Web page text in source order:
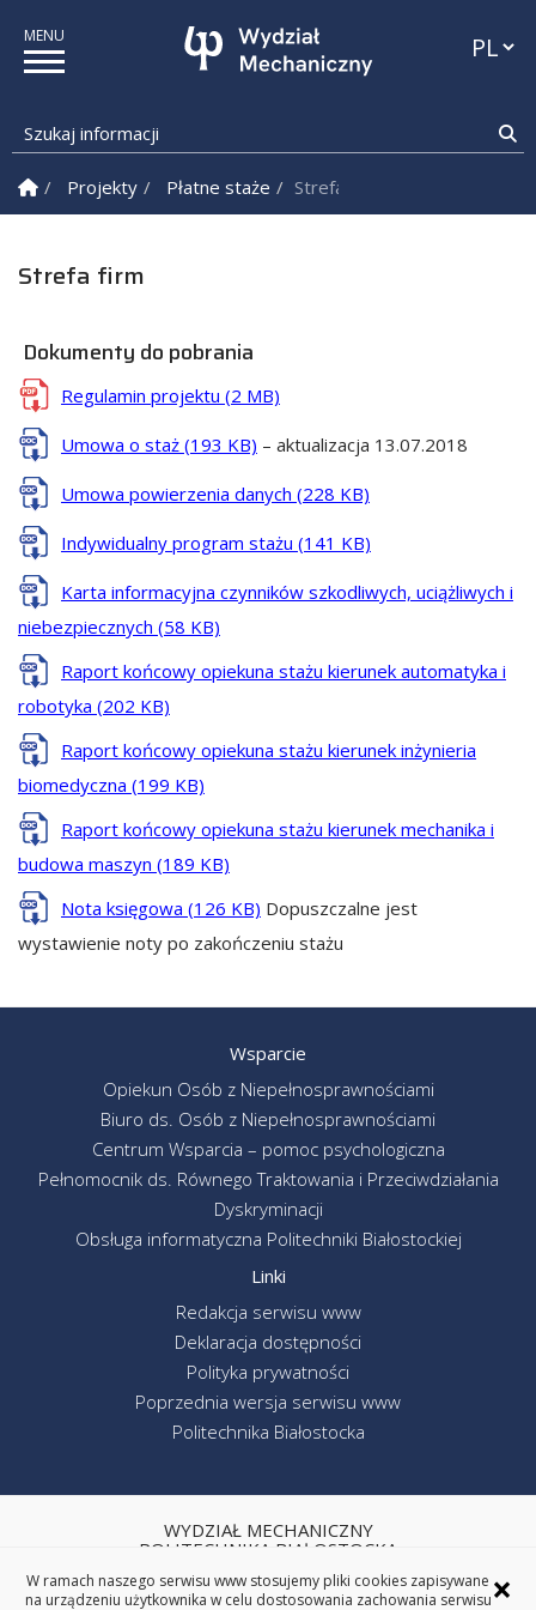
Szukaj informacji
Strona Główna
Projekty Płatne staże Strefa firm
Strefa firm
Dokumenty do pobrania
Regulamin projektu (2 MB)
Umowa o staż (193 KB) – aktualizacja 13.07.2018
Umowa powierzenia danych (228 KB)
Indywidualny program stażu (141 KB)
Karta informacyjna czynników szkodliwych, uciążliwych i
niebezpiecznych (58 KB)
Raport końcowy opiekuna stażu kierunek automatyka i
robotyka (202 KB)
Raport końcowy opiekuna stażu kierunek inżynieria
biomedyczna (199 KB)
Raport końcowy opiekuna stażu kierunek mechanika i
budowa maszyn (189 KB)
Nota księgowa (126 KB) Dopuszczalne jest
wystawienie noty po zakończeniu stażu
Wsparcie
Opiekun Osób z Niepełnosprawnościami
Biuro ds. Osób z Niepełnosprawnościami
Centrum Wsparcia – pomoc psychologiczna
Pełnomocnik ds. Równego Traktowania i Przeciwdziałania
Dyskryminacji
Obsługa informatyczna Politechniki Białostockiej
Linki
Redakcja serwisu www
Deklaracja dostępności
Polityka prywatności
Poprzednia wersja serwisu www
Politechnika Białostocka
WYDZIAŁ MECHANICZNY
POLITECHNIKA BIAŁOSTOCKA
ul. Wiejska 45C, 15-351 Białystok
×
W ramach naszego serwisu www stosujemy pliki cookies zapisywane
na urządzeniu użytkownika w celu dostosowania zachowania serwisu